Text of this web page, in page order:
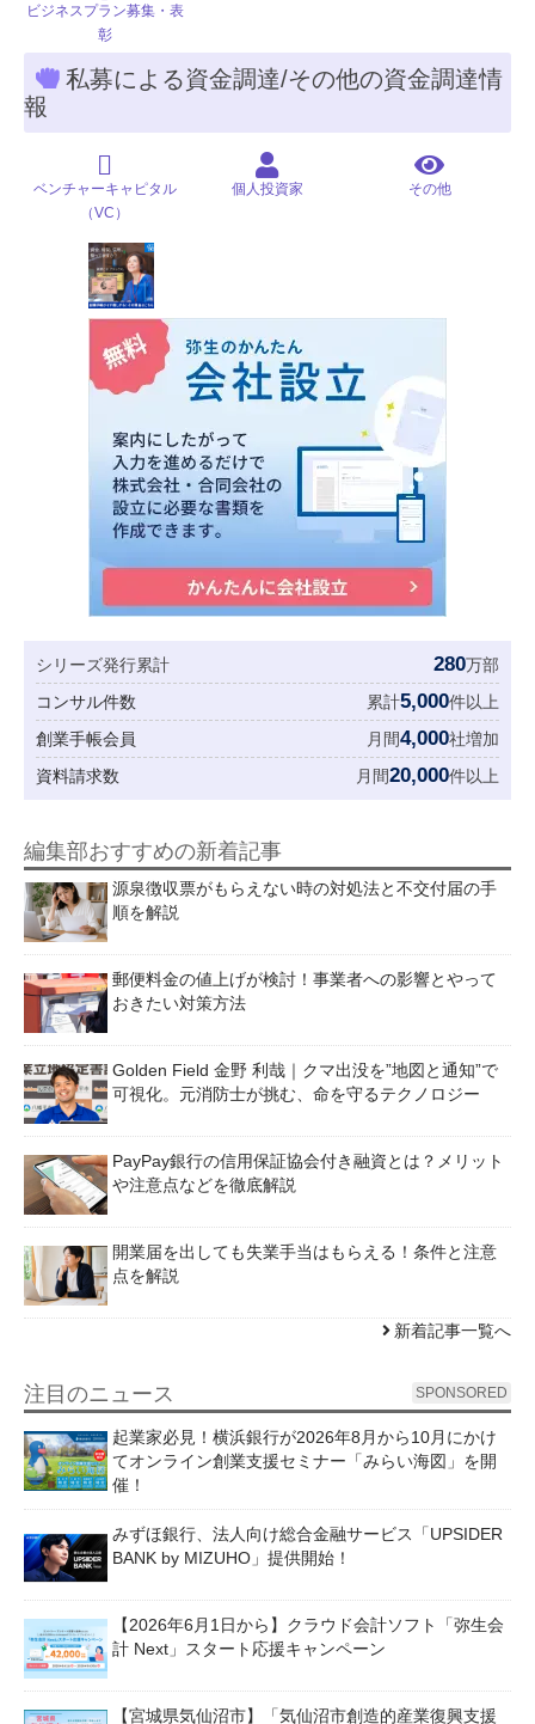
ビジネスプラン募集・表
彰
私募による資金調達/その他の資金調達情
報
ベンチャーキャピタル
（VC）
個人投資家 その他
シリーズ発行累計 280万部
コンサル件数
累計5,000件以上
創業手帳会員
月間4,000社増加
資料請求数
月間20,000件以上
編集部おすすめの新着記事
源泉徴収票がもらえない時の対処法と不交付届の手
順を解説
郵便料金の値上げが検討！事業者への影響とやって
おきたい対策方法
Golden Field 金野 利哉｜クマ出没を”地図と通知”で
可視化。元消防士が挑む、命を守るテクノロジー
PayPay銀行の信用保証協会付き融資とは？メリット
や注意点などを徹底解説
開業届を出しても失業手当はもらえる！条件と注意
点を解説
新着記事一覧へ
注目のニュース SPONSORED
起業家必見！横浜銀行が2026年8月から10月にかけ
てオンライン創業支援セミナー「みらい海図」を開
催！
みずほ銀行、法人向け総合金融サービス「UPSIDER
BANK by MIZUHO」提供開始！
【2026年6月1日から】クラウド会計ソフト「弥生会
計 Next」スタート応援キャンペーン
【宮城県気仙沼市】「気仙沼市創造的産業復興支援